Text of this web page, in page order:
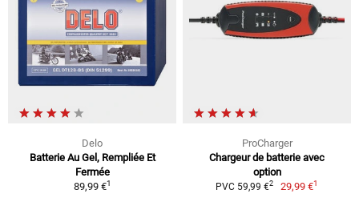
Delo
Batterie Au Gel, Rempliée Et
Fermée
89,99 €1
ProCharger
Chargeur de batterie avec
option
PVC 59,99 €2 29,99 €1